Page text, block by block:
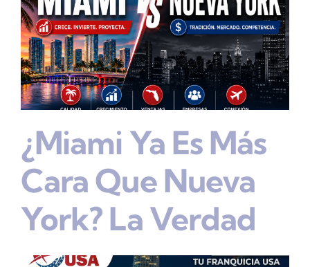
¿Miami Ya Es Más
Cara Que Nueva
York? La Verdad